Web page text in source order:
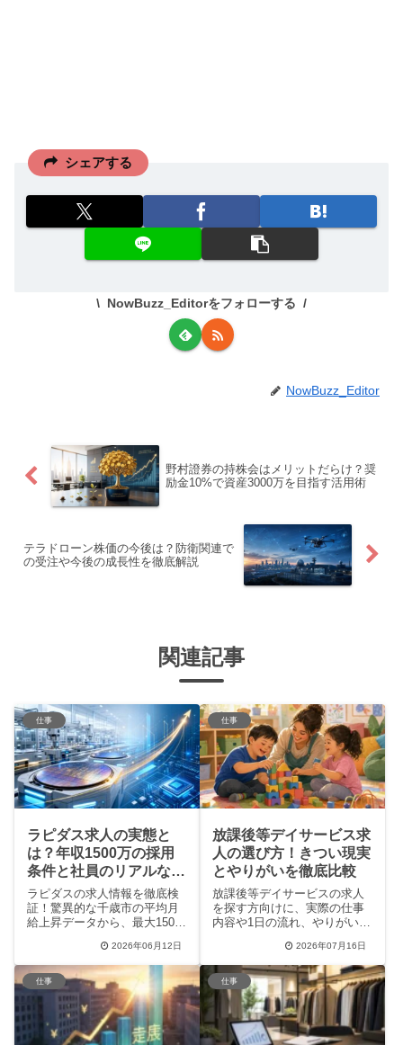
シェアする
NowBuzz_Editorをフォローする
NowBuzz_Editor
野村證券の持株会はメリットだらけ？奨
励金10%で資産3000万を目指す活用術
テラドローン株価の今後は？防衛関連で
の受注や今後の成長性を徹底解説
関連記事
仕事
ラピダス求人の実態と
は？年収1500万の採用
条件と社員のリアルな口
コミを徹底解説
ラピダスの求人情報を徹底検
証！驚異的な千歳市の平均月
給上昇データから、最大1500
語力・専門スキル、さらに社
員の生々しいクチコミ（課題
とやりがい）まで、転職を考
える人が知りたい裏側をわか
りやすく解説。最先端半導体
プロジェクトでキャリアを飛
躍させるヒントが満載です。
2026年06月12日
仕事
放課後等デイサービス求
人の選び方！きつい現実
とやりがいを徹底比較
放課後等デイサービスの求人
を探す方向けに、実際の仕事
内容や1日の流れ、やりがい、
徹底解説！無資格・未経験か
ら挑戦する際の採用ポイント
や、残業が少なく働きやすい
職場を後悔せずに選ぶコツま
で、現役スタッフの声をもと
に役立つ情報を分かりやすく
まとめました。
2026年07月16日
仕事 仕事